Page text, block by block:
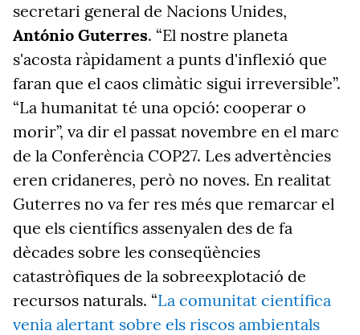
secretari general de Nacions Unides,
António Guterres. “El nostre planeta
s'acosta ràpidament a punts d'inflexió que
faran que el caos climàtic sigui irreversible”.
“La humanitat té una opció: cooperar o
morir”, va dir el passat novembre en el marc
de la Conferència COP27. Les advertències
eren cridaneres, però no noves. En realitat
Guterres no va fer res més que remarcar el
que els científics assenyalen des de fa
dècades sobre les conseqüències
catastròfiques de la sobreexplotació de
recursos naturals. “La comunitat científica
venia alertant sobre els riscos ambientals